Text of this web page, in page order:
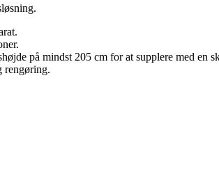
på mindst 205 cm for at supplere med en
rengøring.